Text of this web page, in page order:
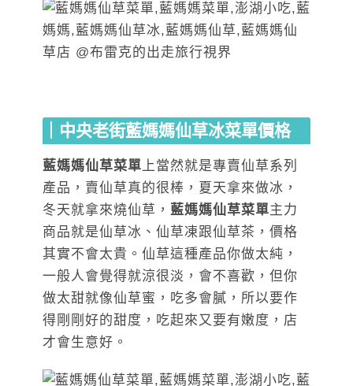
｜中央老街藍媽媽仙草冰菜單價格
藍媽媽仙草菜單上當然就是專賣仙草系列
產品，賣仙草真的很棒，夏天拿來做冰，
冬天就拿來燒仙草， 藍媽媽仙草菜單主力
商品就是仙草冰、仙草凍跟仙草茶，價格
其實不會太貴。仙草這種產品你做太純，
一般人會覺得就涼很淡，會不喜歡，但你
做太甜就像仙草蜜，吃多會膩，所以要作
得剛剛好的甜度，吃起來又要有嫩度，店
才會生意好。